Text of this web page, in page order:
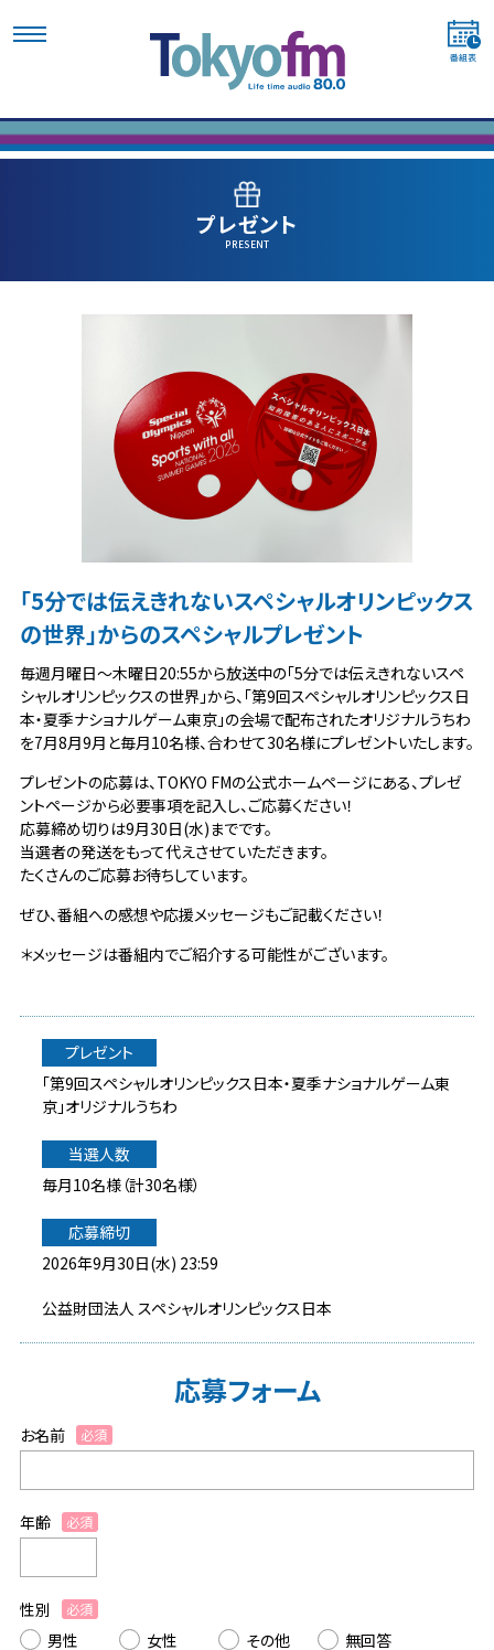
プレゼント
PRESENT
「5分では伝えきれないスペシャルオリンピックス
の世界」からのスペシャルプレゼント
毎週月曜日～木曜日20:55から放送中の「5分では伝えきれないスペ
シャルオリンピックスの世界」から、「第9回スペシャルオリンピックス日
本・夏季ナショナルゲーム東京」の会場で配布されたオリジナルうちわ
を7月8月9月と毎月10名様、合わせて30名様にプレゼントいたします。
プレゼントの応募は、TOKYO FMの公式ホームページにある、プレゼ
ントページから必要事項を記入し、ご応募ください！
応募締め切りは9月30日(水)までです。
当選者の発送をもって代えさせていただきます。
たくさんのご応募お待ちしています。
ぜひ、番組への感想や応援メッセージもご記載ください！
＊メッセージは番組内でご紹介する可能性がございます。
プレゼント
「第9回スペシャルオリンピックス日本・夏季ナショナルゲーム東
京」オリジナルうちわ
当選人数
毎月10名様（計30名様）
応募締切
2026年9月30日(水) 23:59
公益財団法人 スペシャルオリンピックス日本
応募フォーム
お名前 必須
年齢 必須
性別 必須
男性 女性 その他 無回答